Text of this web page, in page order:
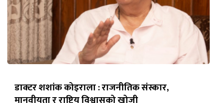
डाक्टर शशांक कोइराला : राजनीतिक संस्कार,